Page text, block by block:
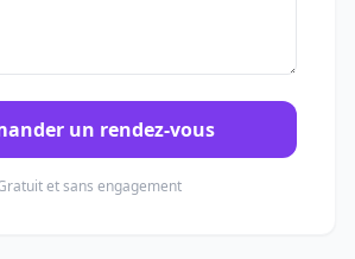
un rendez-vous
et sans engagement